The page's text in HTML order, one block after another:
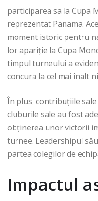
participarea sa la Cupa
reprezentat Panama.
moment istoric pentru
lor apariție la Cupa
timpul turneului a
concura la cel mai înalt
În plus, contribuțiile
cluburile sale au fost
obținerea unor victorii
turnee. Leadershipul
partea colegilor de
Impactul